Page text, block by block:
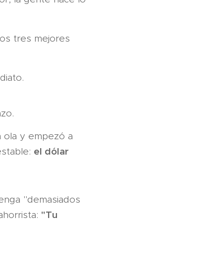
tres mejores
ola y empezó a
el dólar
"demasiados
"Tu